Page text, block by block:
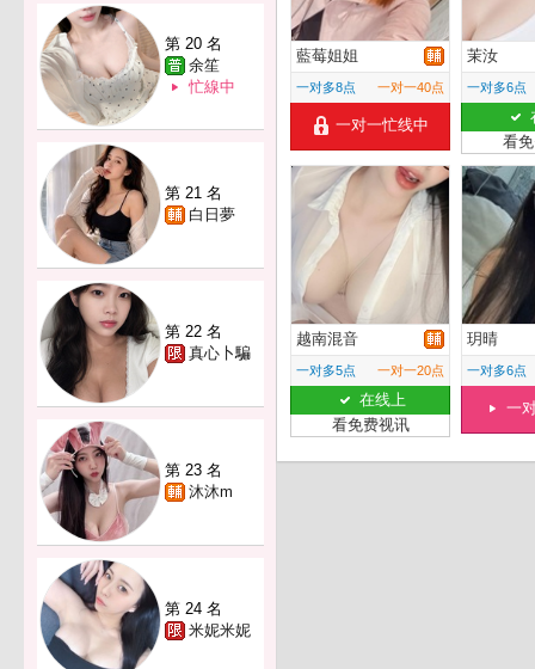
第 20 名
余笙
忙線中
第 21 名
白日夢
第 22 名
真心卜騙
第 23 名
沐沐m
第 24 名
米妮米妮
藍莓姐姐
一对多8点 一对一40点
一对一忙线中
茉汝
一对多6点
看
越南混音
一对多5点 一对一20点
在线上
看免费视讯
玥晴
一对多6点
一